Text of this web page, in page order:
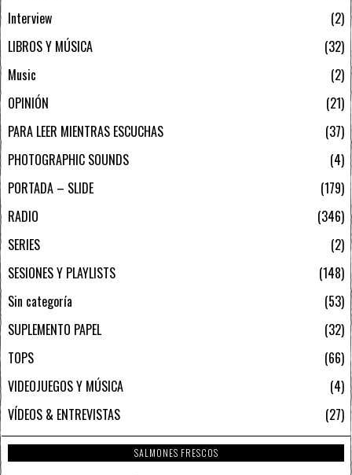
Interview
2
LIBROS Y MÚSICA
32
Music
2
OPINIÓN
21
PARA LEER MIENTRAS ESCUCHAS
37
PHOTOGRAPHIC SOUNDS
4
PORTADA – SLIDE
179
RADIO
346
SERIES
2
SESIONES Y PLAYLISTS
148
Sin categoría
53
SUPLEMENTO PAPEL
32
TOPS
66
VIDEOJUEGOS Y MÚSICA
4
VÍDEOS & ENTREVISTAS
27
SALMONES FRESCOS